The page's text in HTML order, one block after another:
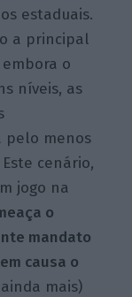
estaduais.
a principal
o
níveis, as
pelo menos
cenário,
jogo na
o
mandato
causa o
mais)